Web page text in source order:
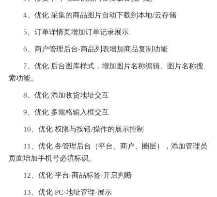
4、优化 采集的商品图片自动下载到本地/云存储
5、订单详情页增加订单记录展示
6、商户管理后台-商品列表增加商品复制功能
7、优化 后台图库样式，增加图片名称编辑、图片名称搜
索功能。
8、优化 添加收货地址交互
9、优化 多规格输入框交互
10、优化 权限与按钮/操作的展示控制
11、优化 各管理后台（平台、商户、圈层），添加管理员
页面增加手机号必填标识。
12、优化 平台-商品标签-开启判断
13、优化 PC-地址管理-展示